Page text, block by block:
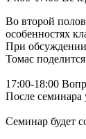
Во второй
особенностях
При обсуждении
Томас
17:00-18:00
После семинара
Семинар будет